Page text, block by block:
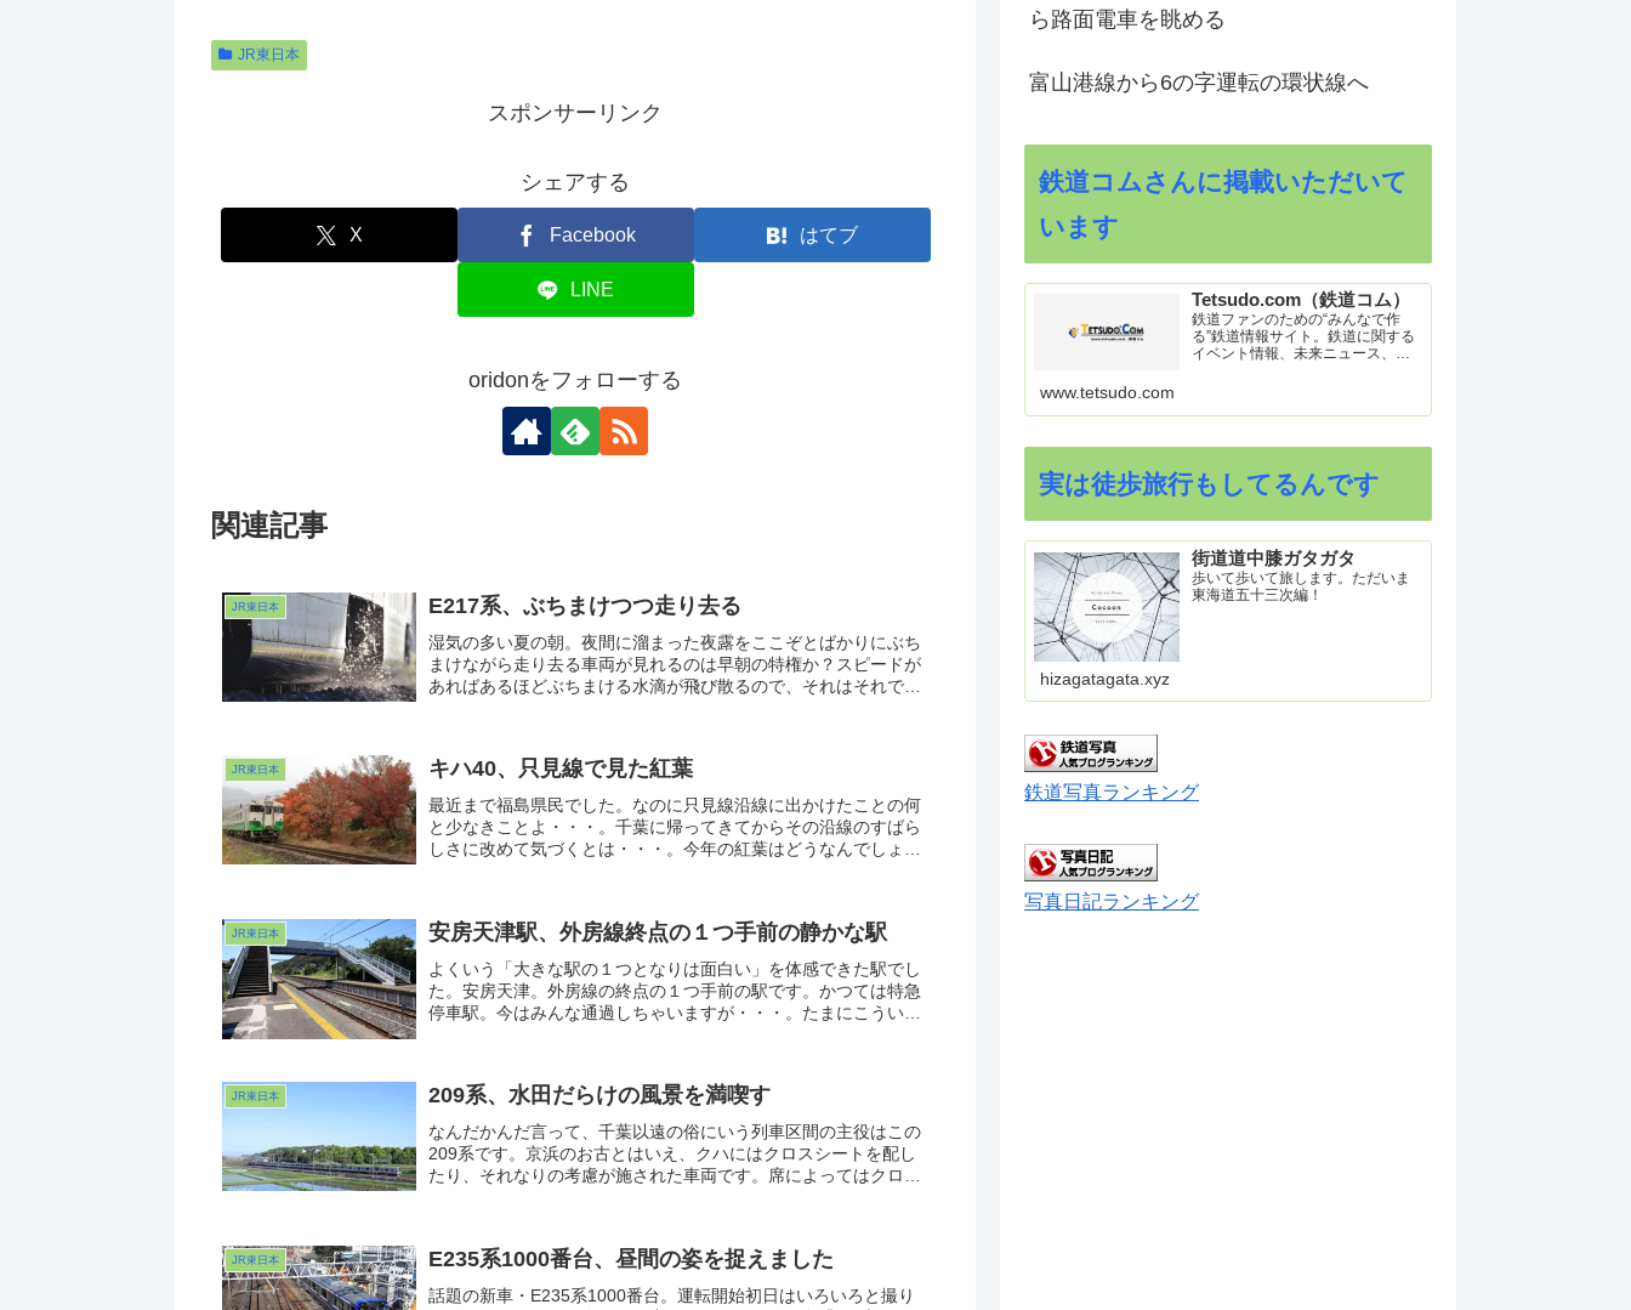
JR東日本
スポンサーリンク
シェアする
X Facebook はてブ
LINE
oridonをフォローする
関連記事
JR東日本 E217系、ぶちまけつつ走り去る
湿気の多い夏の朝。夜間に溜まった夜露をここぞとばかりにぶち
まけながら走り去る車両が見れるのは早朝の特権か？スピードが
あればあるほどぶちまける水滴が飛び散るので、それはそれで迫
JR東日本 キハ40、只見線で見た紅葉
最近まで福島県民でした。なのに只見線沿線に出かけたことの何
と少なきことよ・・・。千葉に帰ってきてからその沿線のすばら
しさに改めて気づくとは・・・。今年の紅葉はどうなんでしょう
JR東日本 安房天津駅、外房線終点の１つ手前の静かな駅
よくいう「大きな駅の１つとなりは面白い」を体感できた駅でし
た。安房天津。外房線の終点の１つ手前の駅です。かつては特急
停車駅。今はみんな通過しちゃいますが・・・。たまにこういう
JR東日本 209系、水田だらけの風景を満喫す
なんだかんだ言って、千葉以遠の俗にいう列車区間の主役はこの
209系です。京浜のお古とはいえ、クハにはクロスシートを配し
たり、それなりの考慮が施された車両です。席によってはクロ
JR東日本 E235系1000番台、昼間の姿を捉えました
話題の新車・E235系1000番台。運転開始初日はいろいろと撮り
ら路面電車を眺める
富山港線から6の字運転の環状線へ
鉄道コムさんに掲載いただいて
います
Tetsudo.com（鉄道コム）
鉄道ファンのための“みんなで作
る”鉄道情報サイト。鉄道に関する
イベント情報、未来ニュース、車
ク集や、参加型ゲーム「駅つなゲ
www.tetsudo.com
実は徒歩旅行もしてるんです
街道道中膝ガタガタ
歩いて歩いて旅します。ただいま
東海道五十三次編！
hizagatagata.xyz
鉄道写真ランキング
写真日記ランキング